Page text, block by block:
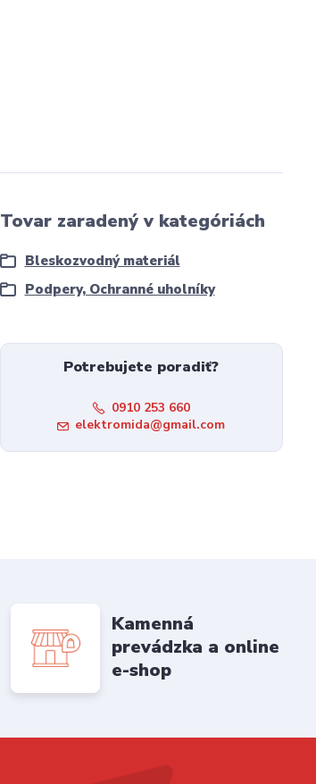
Tovar zaradený v kategóriách
Bleskozvodný materiál
Podpery, Ochranné uholníky
Potrebujete poradiť?
0910 253 660
elektromida@gmail.com
Kamenná
prevádzka a online
e-shop